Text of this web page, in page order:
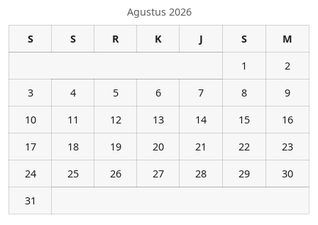
Agustus 2026
S
S R K J S
M
1
2
3
4 5 6 7 8
9
10
11 12 13 14 15
16
17
18 19 20 21 22
23
24
25 26 27 28 29
30
31